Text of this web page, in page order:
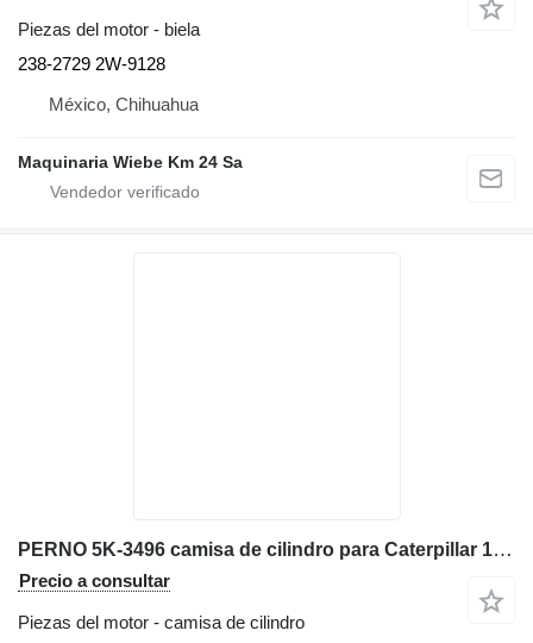
Piezas del motor - biela
238-2729 2W-9128
México, Chihuahua
Maquinaria Wiebe Km 24 Sa
PERNO 5K-3496 camisa de cilindro para Caterpillar 16H 16G motoniveladora
Precio a consultar
Piezas del motor - camisa de cilindro